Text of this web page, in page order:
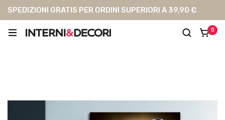
SPEDIZIONI GRATIS PER ORDINI SUPERIORI A 39,90 €
0